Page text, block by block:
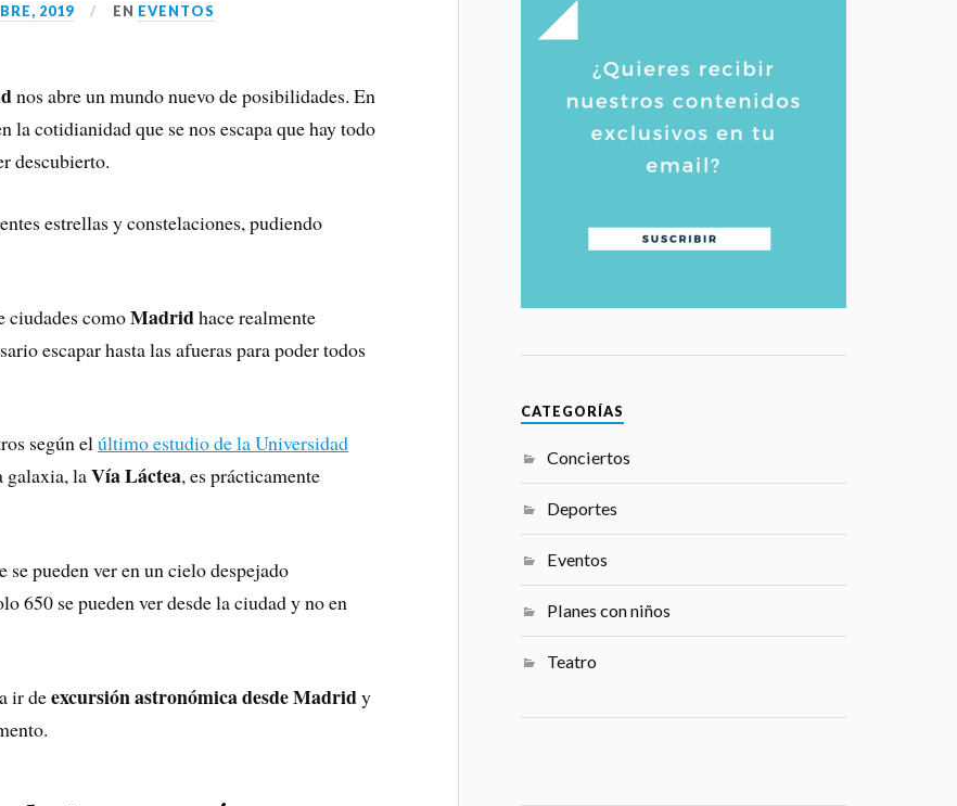
2019 EN EVENTOS
nos abre un mundo nuevo de posibilidades. En
la cotidianidad que se nos escapa que hay todo
descubierto.
estrellas y constelaciones, pudiendo
ciudades comoMadridhace realmente
escapar hasta las afueras para poder todos
según elúltimo estudio de la Universidad
galaxia, laVía Láctea, es prácticamente
se pueden ver en un cielo despejado
650 se pueden ver desde la ciudad y no en
ir deexcursión astronómica desde Madridy
CATEGORÍAS
Conciertos
Deportes
Eventos
Planes con niños
Teatro